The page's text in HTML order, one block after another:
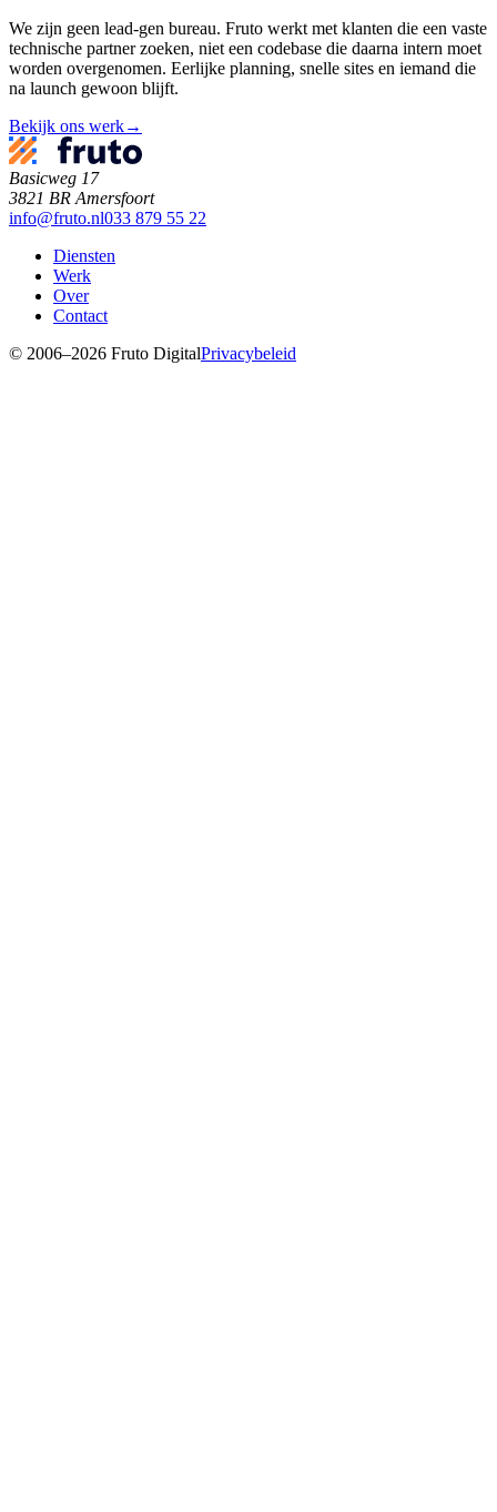
We zijn geen lead-gen bureau. Fruto werkt met klanten die een vaste
technische partner zoeken, niet een codebase die daarna intern moet
worden overgenomen. Eerlijke planning, snelle sites en iemand die
na launch gewoon blijft.
Bekijk ons werk→
Basicweg 17
3821 BR Amersfoort
info@fruto.nl033 879 55 22
Diensten
Werk
Over
Contact
© 2006–2026 Fruto DigitalPrivacybeleid